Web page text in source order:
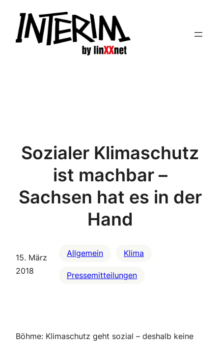
Inhalt
springen
Sozialer Klimaschutz
ist machbar –
Sachsen hat es in der
Hand
15. März
2018
Allgemein Klima
Pressemitteilungen
Böhme: Klimaschutz geht sozial – deshalb keine